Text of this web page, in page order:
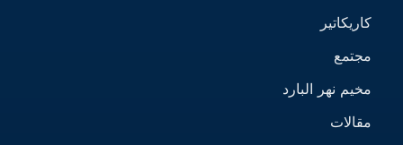
كاريكاتير
مجتمع
مخيم نهر البارد
مقالات